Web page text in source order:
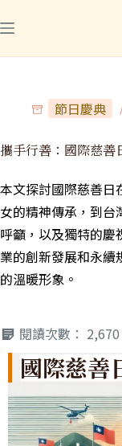
節日慶典
攜手行善：國際慈善
本文探討國際慈善日
女的精神傳承，到台
呼籲，以及獨特的
業的創新發展和永續
的溫暖形象。
閱讀次數： 2,670
國際慈善